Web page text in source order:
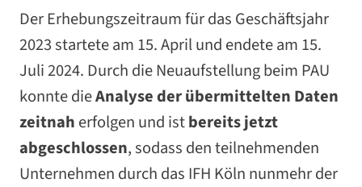
Der Erhebungszeitraum für das Geschäftsjahr
2023 startete am 15. April und endete am 15.
Juli 2024. Durch die Neuaufstellung beim PAU
konnte dieAnalyse der übermittelten Daten
zeitnah erfolgen und istbereits jetzt
abgeschlossen, sodass den teilnehmenden
Unternehmen durch das IFH Köln nunmehr der